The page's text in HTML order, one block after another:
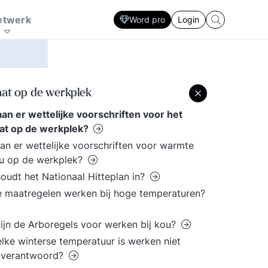
Word pro Login
Lastige
een
publiek, een
loopt, een
gesprek waar
kijkt. Doe
voordeel met de
binnen
kennisbank.
sector. Ontwikkel
Strategisch HRM, De
projecten? Ieder zijn
eigen specialisme en
vaardigheden. Volg de
professional.
Strategie ontwikkeling en uitvoering
en sociale innovatie
marketing prikkel
op de werkplek
er wettelijke voorschriften voor het
op de werkplek?
er wettelijke voorschriften voor warmte
op de werkplek?
het Nationaal Hitteplan in?
maatregelen werken bij hoge temperaturen?
de Arboregels voor werken bij kou?
winterse temperatuur is werken niet